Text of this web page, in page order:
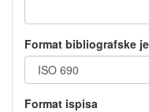
Format bibliografske
Format ispisa